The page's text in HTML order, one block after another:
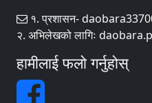
१. प्रशासन-
२. अभिलेखको लागिः
हामीलाई फलो गर्नुहोस्